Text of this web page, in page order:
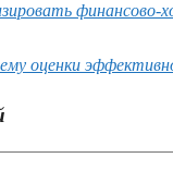
финансово-
оценки